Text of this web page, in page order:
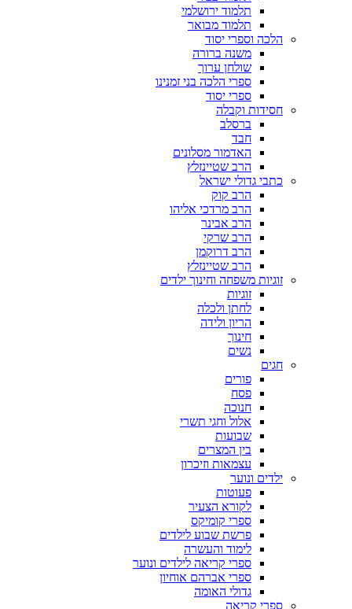
תלמוד ירושלמי
תלמוד מבואר
הלכה וספרי יסוד
משנה ברורה
שולחן ערוך
ספרי הלכה בני זמנינו
ספרי יסוד
חסידות וקבלה
ברסלב
חבד
האדמור מסלונים
הרב שטיינזלץ
כתבי גדולי ישראל
הרב קוק
הרב מרדכי אליהו
הרב אבינר
הרב שרקי
הרב דרוקמן
הרב שטיינזלץ
זוגיות משפחה וחינוך ילדים
זוגיות
לחתן ולכלה
הריון ולידה
חינוך
נשים
חגים
פורים
פסח
חנוכה
אלול וחגי תשרי
שבועות
בין המצרים
עצמאות וזיכרון
ילדים ונוער
פעוטות
לקורא הצעיר
ספרי קומיקס
פרשת שבוע לילדים
לימוד והעשרה
ספרי קריאה לילדים ונוער
ספרי אברהם אוחיון
גדולי האומה
ספרי קריאה